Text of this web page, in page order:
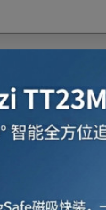
手
香港銷售點全線
百貨城網上商城購
方代理、香港供應
歡迎與我們聯絡。
in outletexpress
百貨城在香港觀塘
份產品比團購更